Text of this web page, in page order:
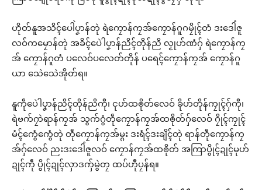
ဟိုတ်နူအသိၚ်ပေါဲပၞာန်တုဲ ရဲကၠောန်ကၠအ်ကၠောန်ဂူဂမၠိုၚ်တံ ဒးဒေါံဇူ
လဝ်ကမၠောန်တုဲ အခိၚ်ပေဲါပၞာန်ညိၚ်တိုန်ညိ လၟုဟ်ဏံဂှ် ရဲကၠောန်ကၠ
အ် ကၠောန်ဂူတံ ပလေဝ်ပလေတ်တိုန် ပရေၚ်ကၠောန်ကၠအ် ကၠောန်ဂူ
ယာ သေဲသေဲအိုတ်ရ။
နူကဵုပေဲါပၞာန်ညိၚ်တိုန်ညိကီု၊ ၚုဟ်ထၜိုတ်လေဝ် ခိုဟ်တိုန်ကၠုၚ်ဂှ်ကီု၊
ရဲဗက်ဂၠာဲရာန်ကၠအ် သွက်ဂွံတဵုကၠောန်ကၠအ်ထၜိုတ်ဂှ်လေဝ် ဂၠိုၚ်ကၠုၚ်
မံၚ်ကွေံကွေံတုဲ တဵုကၠောန်ကၠအ်မ္ဂး ဒးရံၚ်ဒးချိၚ်တုဲ ရာန်တဵုကၠောန်ကၠ
အ်ဂှ်လေဝ် ညးဒးဒေါံဇူလဝ် ကၠောန်ကၠအ်ထၜိုတ် အကြာပွိုၚ်ဍုၚ်မုဟ်
ဍုၚ်ကဵု ပွိုၚ်ဍုၚ်လှာဒကှ်မွဲတၠ ထပ်ဟီုပၠန်ရ။